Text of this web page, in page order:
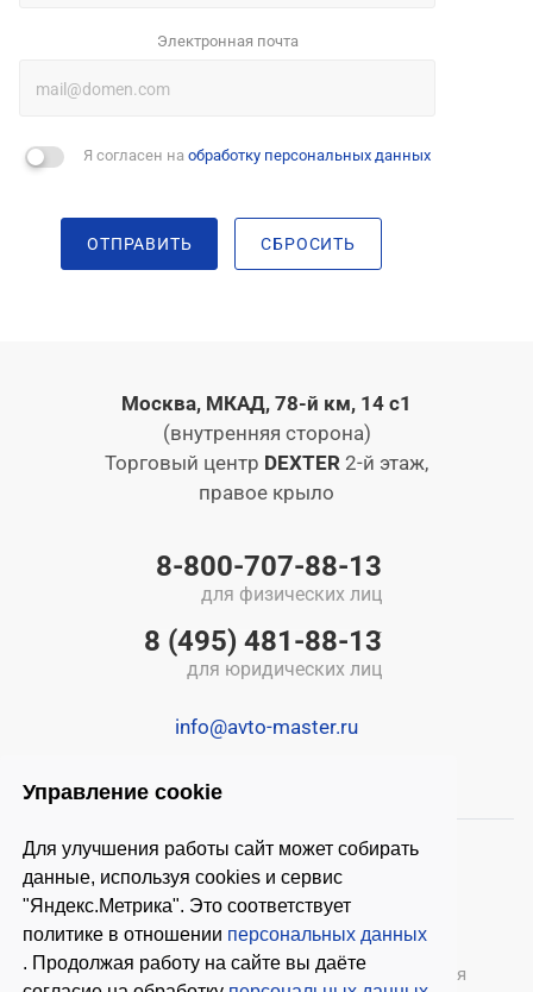
Управление cookie
Для улучшения работы сайт может собирать
данные, используя cookies и сервис
"Яндекс.Метрика". Это соответствует
политике в отношении персональных данных
. Продолжая работу на сайте вы даёте
Электронная почта
Я согласен на обработку персональных данных
ОТПРАВИТЬ СБРОСИТЬ
Москва, МКАД, 78-й км, 14 с1
(внутренняя сторона)
Торговый центр DEXTER 2-й этаж,
правое крыло
8-800-707-88-13
для физических лиц
8 (495) 481-88-13
для юридических лиц
info@avto-master.ru
© 2026 ООО «Автомастер» — оборудование для